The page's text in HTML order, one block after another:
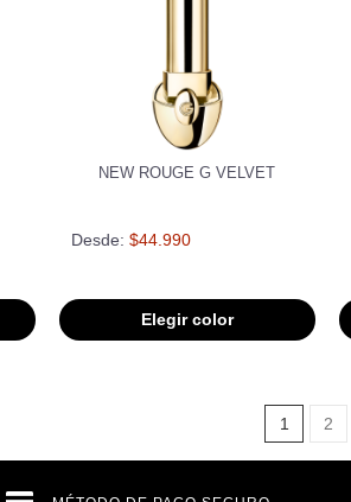
NEW ROUGE G VELVET
Desde: $44.990
Elegir color
1 2